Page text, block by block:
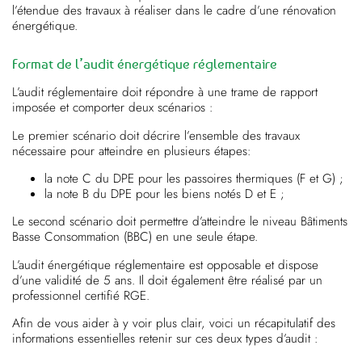
l’étendue des travaux à réaliser dans le cadre d’une rénovation
énergétique.
Format de l’audit énergétique réglementaire
L’audit réglementaire doit répondre à une trame de rapport
imposée et comporter deux scénarios :
Le premier scénario doit décrire l’ensemble des travaux
nécessaire pour atteindre en plusieurs étapes:
la note C du DPE pour les passoires thermiques (F et G) ;
la note B du DPE pour les biens notés D et E ;
Le second scénario doit permettre d’atteindre le niveau Bâtiments
Basse Consommation (BBC) en une seule étape.
L’audit énergétique réglementaire est opposable et dispose
d’une validité de 5 ans. Il doit également être réalisé par un
professionnel certifié RGE.
Afin de vous aider à y voir plus clair, voici un récapitulatif des
informations essentielles retenir sur ces deux types d’audit :